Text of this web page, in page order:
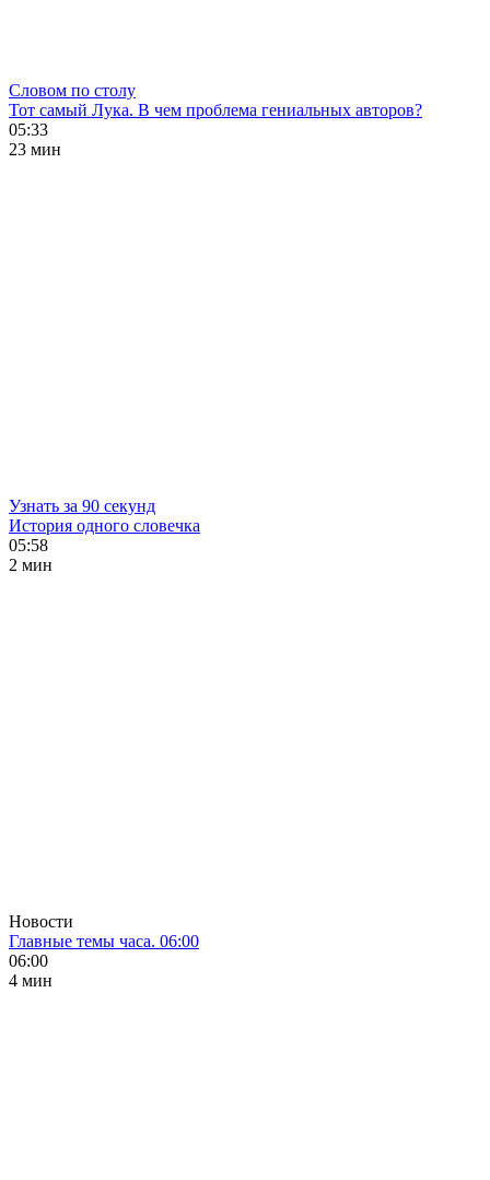
Словом по столу
Тот самый Лука. В чем проблема гениальных авторов?
05:33
23 мин
Узнать за 90 секунд
История одного словечка
05:58
2 мин
Новости
Главные темы часа. 06:00
06:00
4 мин